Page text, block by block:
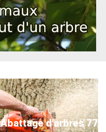
Abattage d'arbres 77